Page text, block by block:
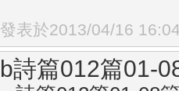
發表於2013/04/16
b詩篇012篇01-